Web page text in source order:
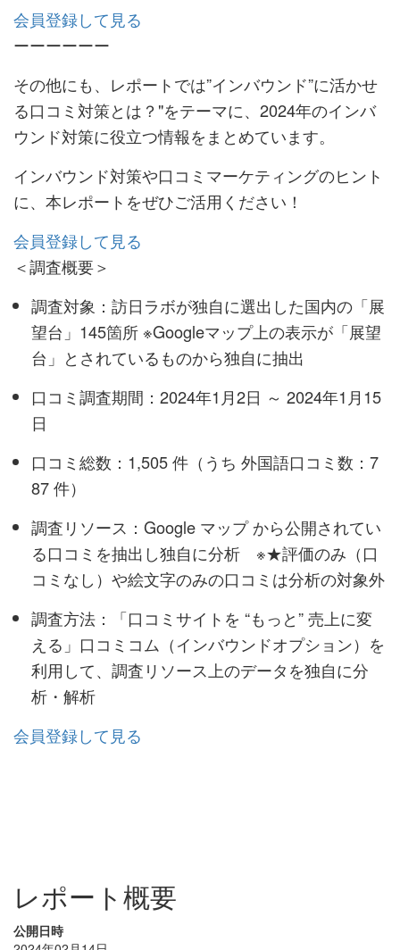
会員登録して見る
ーーーーーー
その他にも、レポートでは”インバウンド”に活かせ
る口コミ対策とは？"をテーマに、2024年のインバ
ウンド対策に役立つ情報をまとめています。
インバウンド対策や口コミマーケティングのヒント
に、本レポートをぜひご活用ください！
会員登録して見る
＜調査概要＞
調査対象：訪日ラボが独自に選出した国内の「展
望台」145箇所 ※Googleマップ上の表示が「展望
台」とされているものから独自に抽出
口コミ調査期間：2024年1月2日 ～ 2024年1月15
日
口コミ総数：1,505 件（うち 外国語口コミ数：7
87 件）
調査リソース：Google マップ から公開されてい
る口コミを抽出し独自に分析 ※★評価のみ（口
コミなし）や絵文字のみの口コミは分析の対象外
調査方法：「口コミサイトを “もっと” 売上に変
える」口コミコム（インバウンドオプション）を
利用して、調査リソース上のデータを独自に分
析・解析
会員登録して見る
レポート概要
公開日時